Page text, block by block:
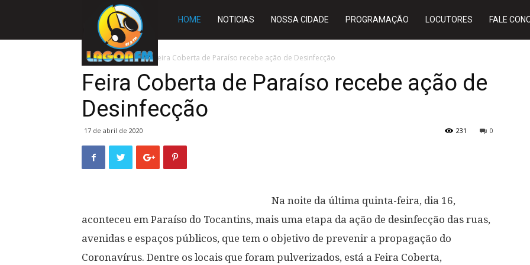
Rádio
Lagoa
HOME NOTICIAS NOSSA CIDADE PROGRAMAÇÃO LOCUTORES FALE
Início A CIDADE Feira Coberta de Paraíso recebe ação de Desinfecção
Feira Coberta de Paraíso recebe ação de
Desinfecção
17 de abril de 2020 0
231
Na noite da última quinta-feira, dia 16,
aconteceu em Paraíso do Tocantins, mais uma etapa da ação de desinfecção das ruas,
avenidas e espaços públicos, que tem o objetivo de prevenir a propagação do
Coronavírus. Dentre os locais que foram pulverizados, está a Feira Coberta,